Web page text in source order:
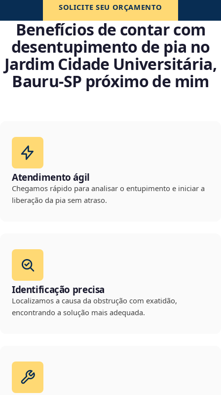
SOLICITE SEU ORÇAMENTO
Benefícios de contar com
desentupimento de pia no
Jardim Cidade Universitária,
Bauru‑SP próximo de mim
Atendimento ágil
Chegamos rápido para analisar o entupimento e iniciar a
liberação da pia sem atraso.
Identificação precisa
Localizamos a causa da obstrução com exatidão,
encontrando a solução mais adequada.